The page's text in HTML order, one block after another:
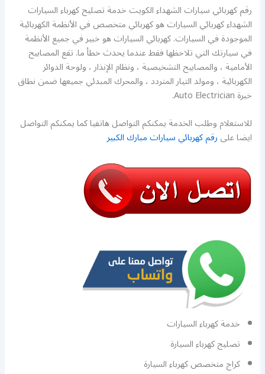
رقم كهربائي سيارات الشهداء الكويت خدمة تصليح كهرباء السيارات
الشهداء كهربائي السيارات هو كهربائي متخصص في الأنظمة الكهربائية
الموجودة في السيارات. كهربائي السيارات هو خبير في جميع الأنظمة
في سيارتك التي تلاحظها فقط عندما يحدث خطأ ما. تقع المصابيح
الأمامية ، والمصابيح التشخيصية ، ونظام الإنذار ، ولوحة الدوائر
الكهربائية ، ومولد التيار المتردد ، والمحرك المبدئي جميعها ضمن نطاق
خبرة Auto Electrician.
للاستعلام وطلب الخدمة يمكنكم التواصل هاتفيا كما يمكنكم التواصل
ايضا علىرقم كهربائي سيارات مبارك الكبير
خدمة كهرباء السيارات
تصليج كهرباء السيارة
كراج متخصص كهرباء السيارة